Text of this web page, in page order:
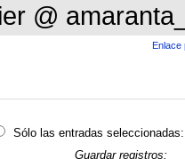
@
Enlace
Sólo las entradas seleccionadas:
Guardar registros: